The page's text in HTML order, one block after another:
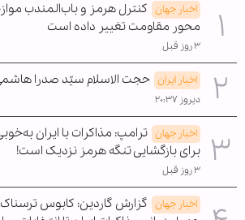
اخبار جهان کنترل هرمز و باب‌المندب
محور مقاومت تغییر داده است
۳ روز قبل
اخبار ایران حجت الاسلام سیّد صدرا
دیروز ۲۰:۳۷
اخبار جهان ترامپ: مذاکرات با ایران
برای بازگشایی تنگه هرمز نزدیک است!
۳ روز قبل
اخبار جهان گزارش گاردین: کابوس ترسناک